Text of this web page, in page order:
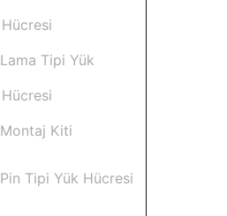
Hücresi
Lama Tipi Yük
Hücresi
Montaj Kiti
Pin Tipi Yük Hücresi